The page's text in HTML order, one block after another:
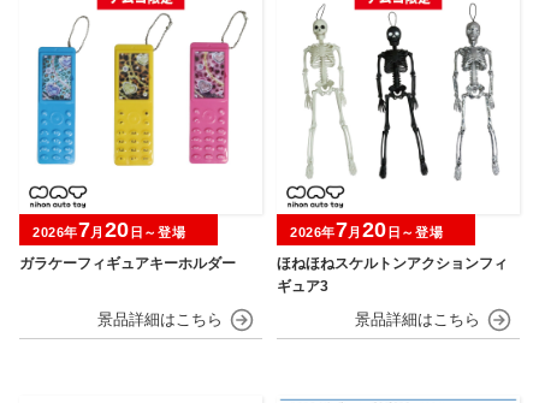
ガラケーフィギュアキーホルダー
2026年7月 20 日～登場
ほねほねスケルトンアクションフィ
ギュア3
2026年7月 20 日～登場